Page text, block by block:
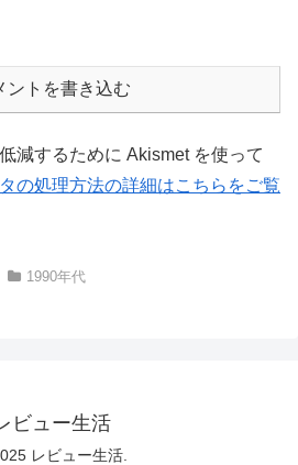
ントを書き込む
減するために Akismet を使って
の処理方法の詳細はこちらをご覧
1990年代
ビュー生活
レビュー生活.